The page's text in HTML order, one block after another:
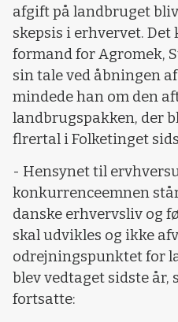
afgift på landbruget
skepsis i erhvervet.
formand for Agromek,
sin tale ved åbningen
mindede han om den
landbrugspakken, der
flrertal i Folketinget
- Hensynet til
konkurrenceemnen
danske erhvervsliv og
skal udvikles og ikke
odrejningspunktet for
blev vedtaget sidste år,
fortsatte: